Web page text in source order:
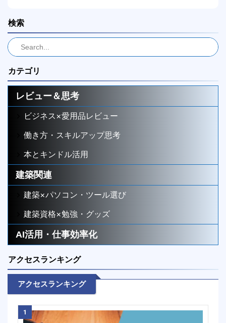
検索
カテゴリ
レビュー＆思考
ビジネス×愛用品レビュー
働き方・スキルアップ思考
本とキンドル活用
建築関連
建築×パソコン・ツール選び
建築資格×勉強・グッズ
AI活用・仕事効率化
アクセスランキング
アクセスランキング
1